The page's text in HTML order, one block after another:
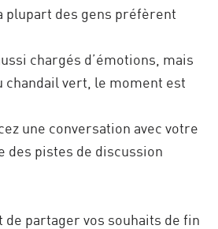
plupart des gens préfèrent
chargés d’émotions, mais
chandail vert, le moment est
une conversation avec votre
des pistes de discussion
partager vos souhaits de fin